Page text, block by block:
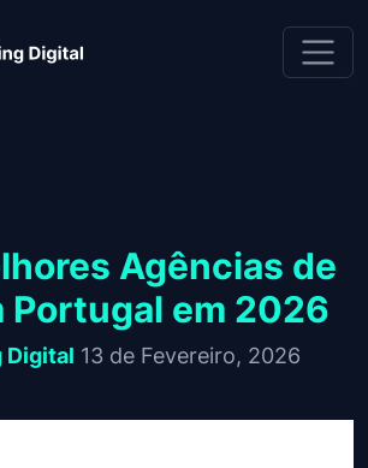
de SEO em Portugal em 2026
Agências de
Portugal em 2026
Digital 13 de Fevereiro, 2026